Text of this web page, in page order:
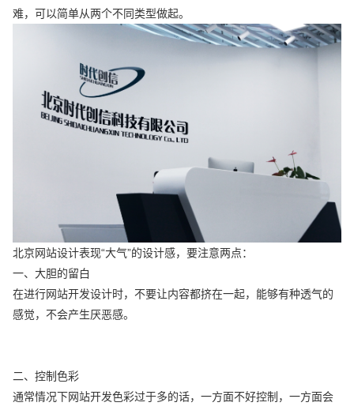
难，可以简单从两个不同类型做起。
北京网站设计表现“大气”的设计感，要注意两点：
一、大胆的留白
在进行网站开发设计时，不要让内容都挤在一起，能够有种透气的
感觉，不会产生厌恶感。
二、控制色彩
通常情况下网站开发色彩过于多的话，一方面不好控制，一方面会